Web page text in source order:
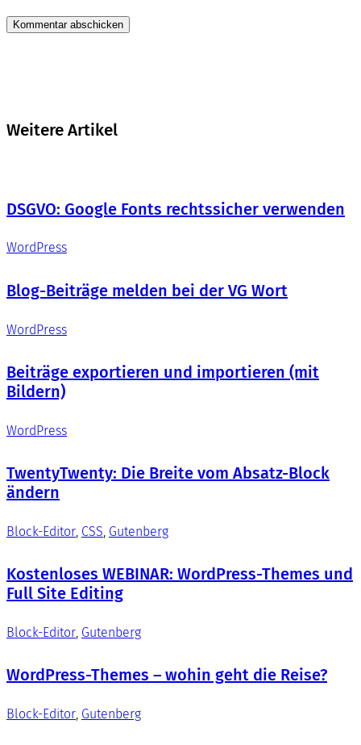
Weitere Artikel
DSGVO: Google Fonts rechtssicher verwenden
WordPress
Blog-Beiträge melden bei der VG Wort
WordPress
Beiträge exportieren und importieren (mit
Bildern)
WordPress
TwentyTwenty: Die Breite vom Absatz-Block
ändern
Block-Editor CSS Gutenberg
Kostenloses WEBINAR: WordPress-Themes und
Full Site Editing
Block-Editor Gutenberg
WordPress-Themes – wohin geht die Reise?
Block-Editor Gutenberg